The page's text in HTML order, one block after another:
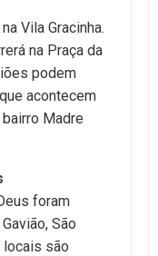
Vila Gracinha.
na Praça da
podem
acontecem
Madre
foram
São
locais são